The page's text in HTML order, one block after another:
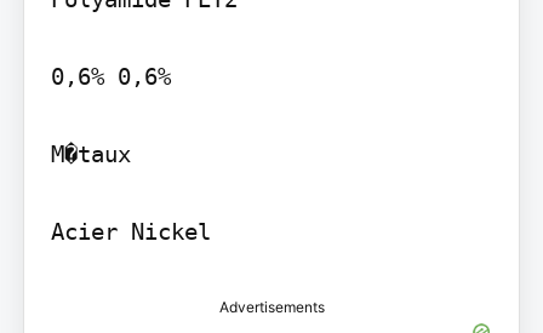
0,6% 0,6%
M�taux
Advertisements